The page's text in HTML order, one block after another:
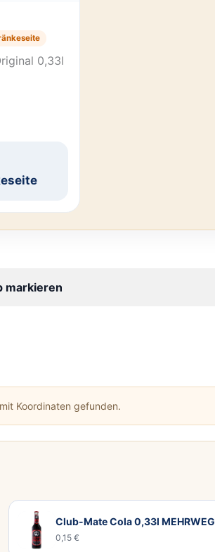
0,33l
markieren
Koordinaten gefunden.
Club-Mate Cola 0,33l MEHRWEG
0,15 €